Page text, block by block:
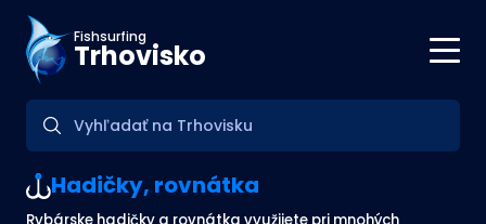
Fishsurfing
Trhovisko
Hadičky, rovnátka